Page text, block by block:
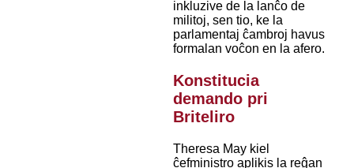
inkluzive de la lanĉo de
militoj, sen tio, ke la
parlamentaj ĉambroj havus
formalan voĉon en la afero.
Konstitucia
demando pri
Briteliro
Theresa May kiel
ĉefministro aplikis la reĝan